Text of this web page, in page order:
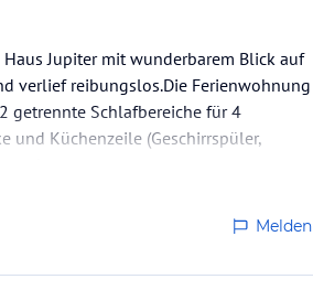
Jupiter mit wunderbarem Blick auf
verlief reibungslos.Die Ferienwohnung
getrennte Schlafbereiche für 4
und Küchenzeile (Geschirrspüler,
Melden